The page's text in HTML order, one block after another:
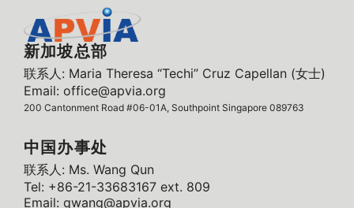
新加坡总部
联系人: Maria Theresa “Techi” Cruz Capellan (女士)
Email: office@apvia.org
200 Cantonment Road #06-01A, Southpoint Singapore 089763
中国办事处
联系人: Ms. Wang Qun
Tel: +86-21-33683167 ext. 809
Email: qwang@apvia.org